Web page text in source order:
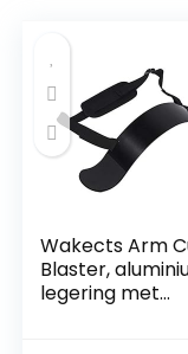
Wakects Arm
Blaster,
legering met